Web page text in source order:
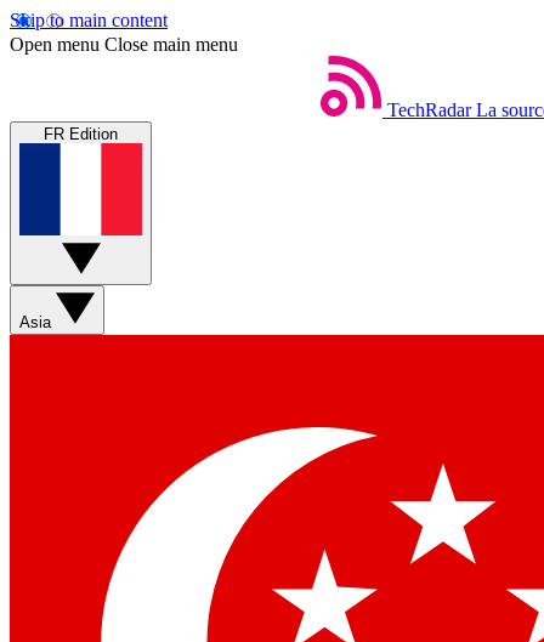
Skip to main content
Open menu Close main menu
TechRadar La
FR Edition
Asia